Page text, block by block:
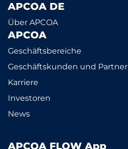
APCOA DE
Über APCOA
APCOA
Geschäftsbereiche
Geschäftskunden und Partner
Karriere
Investoren
News
APCOA FLOW App